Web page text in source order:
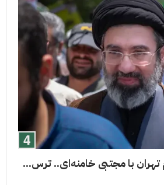
با مجتبی خامنه‌ای.. ترس...